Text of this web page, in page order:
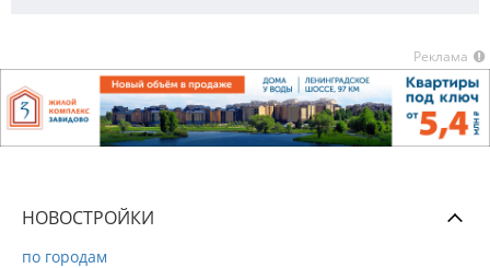
Реклама
НОВОСТРОЙКИ
по городам